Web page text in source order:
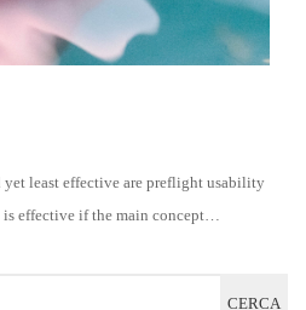
yet least effective are preflight usability
effective if the main concept…